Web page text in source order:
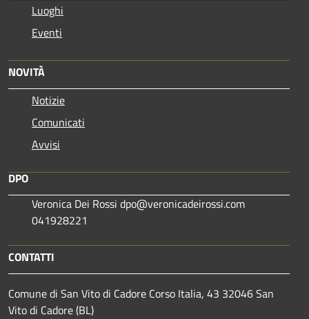
Luoghi
Eventi
NOVITÀ
Notizie
Comunicati
Avvisi
DPO
Veronica Dei Rossi dpo@veronicadeirossi.com
041928221
CONTATTI
Comune di San Vito di Cadore Corso Italia, 43 32046 San
Vito di Cadore (BL)